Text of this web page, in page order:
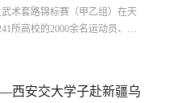
术套路锦标赛（甲乙组）在天
所高校的2000余名运动员、教
天畅（女子甲组）徒手对练第一
西安交大学子赴新疆乌